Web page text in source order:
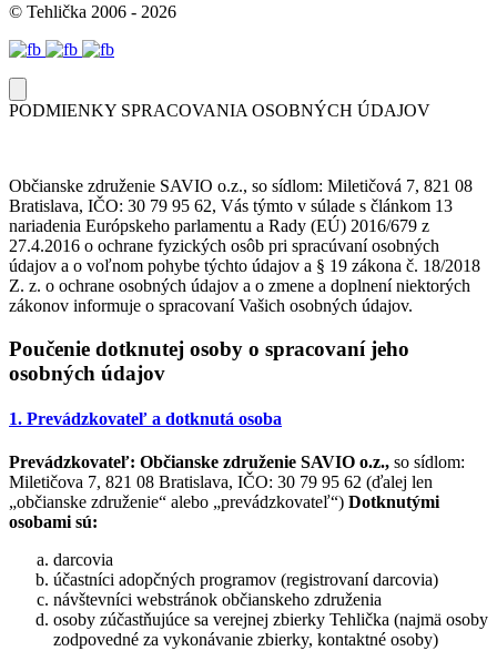
© Tehlička 2006 - 2026
PODMIENKY SPRACOVANIA OSOBNÝCH ÚDAJOV
Občianske združenie SAVIO o.z., so sídlom: Miletičová 7, 821 08
Bratislava, IČO: 30 79 95 62, Vás týmto v súlade s článkom 13
nariadenia Európskeho parlamentu a Rady (EÚ) 2016/679 z
27.4.2016 o ochrane fyzických osôb pri spracúvaní osobných
údajov a o voľnom pohybe týchto údajov a § 19 zákona č. 18/2018
Z. z. o ochrane osobných údajov a o zmene a doplnení niektorých
zákonov informuje o spracovaní Vašich osobných údajov.
Poučenie dotknutej osoby o spracovaní jeho
osobných údajov
1. Prevádzkovateľ a dotknutá osoba
Prevádzkovateľ: Občianske združenie SAVIO o.z., so sídlom:
Miletičova 7, 821 08 Bratislava, IČO: 30 79 95 62 (ďalej len
„občianske združenie“ alebo „prevádzkovateľ“) Dotknutými
osobami sú:
darcovia
účastníci adopčných programov (registrovaní darcovia)
návštevníci webstránok občianskeho združenia
osoby zúčastňujúce sa verejnej zbierky Tehlička (najmä osoby
zodpovedné za vykonávanie zbierky, kontaktné osoby)